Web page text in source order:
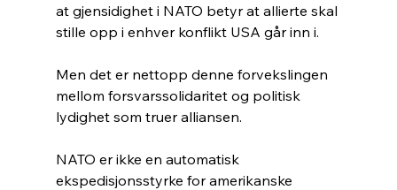
at gjensidighet i NATO betyr at allierte skal
stille opp i enhver konflikt USA går inn i.
Men det er nettopp denne forvekslingen
mellom forsvarssolidaritet og politisk
lydighet som truer alliansen.
NATO er ikke en automatisk
ekspedisjonsstyrke for amerikanske